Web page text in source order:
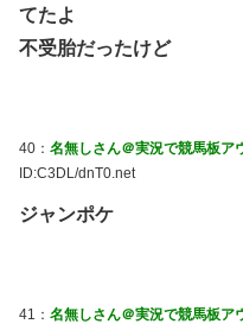
てたよ
不受胎だったけど
40： 名無しさん＠実況で競馬板ア
ID:C3DL/dnT0.net
ジャンポケ
41： 名無しさん＠実況で競馬板ア